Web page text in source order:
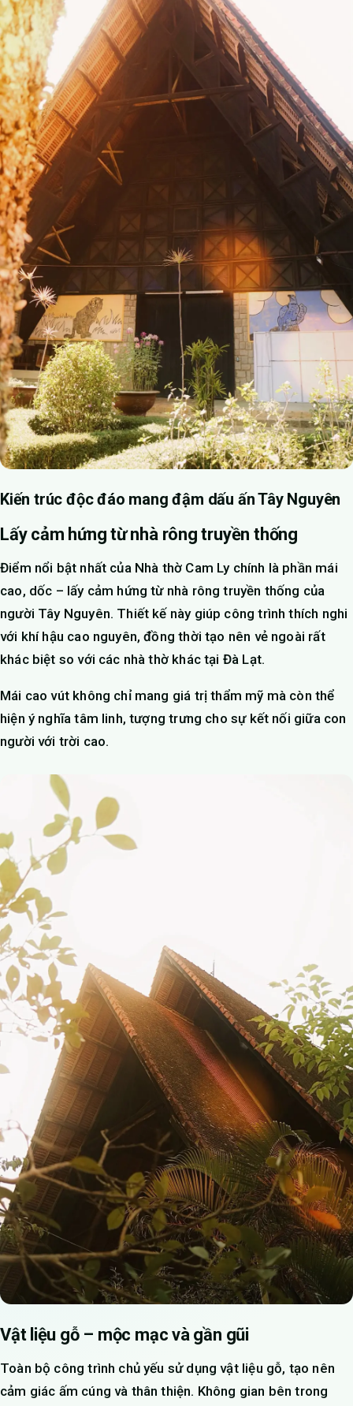
Kiến trúc độc đáo mang đậm dấu ấn Tây Nguyên
Lấy cảm hứng từ nhà rông truyền thống
Điểm nổi bật nhất của Nhà thờ Cam Ly chính là phần mái
cao, dốc – lấy cảm hứng từ nhà rông truyền thống của
người Tây Nguyên. Thiết kế này giúp công trình thích nghi
với khí hậu cao nguyên, đồng thời tạo nên vẻ ngoài rất
khác biệt so với các nhà thờ khác tại Đà Lạt.
Mái cao vút không chỉ mang giá trị thẩm mỹ mà còn thể
hiện ý nghĩa tâm linh, tượng trưng cho sự kết nối giữa con
người với trời cao.
Vật liệu gỗ – mộc mạc và gần gũi
Toàn bộ công trình chủ yếu sử dụng vật liệu gỗ, tạo nên
cảm giác ấm cúng và thân thiện. Không gian bên trong